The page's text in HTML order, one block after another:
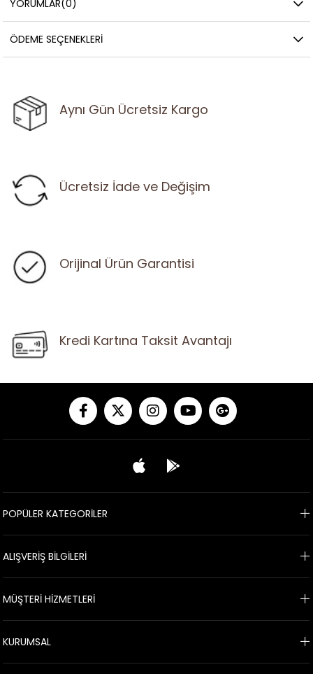
YORUMLAR(0)
ÖDEME SEÇENEKLERI
Aynı Gün Ücretsiz Kargo
Ücretsiz İade ve Değişim
Orijinal Ürün Garantisi
Kredi Kartına Taksit Avantajı
POPÜLER KATEGORİLER
ALIŞVERİŞ BİLGİLERİ
MÜŞTERİ HİZMETLERİ
KURUMSAL